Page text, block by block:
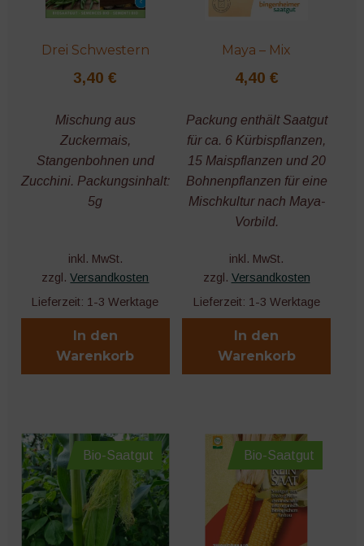
Kohl
Spinat
Exoten
Gründüngung
Dünger und Bodenhilfsstoffe
Erden, Substrate, Kompost
Pflanzenstützen
Netze, Vliese und Mulch
Töpfe und Behälter
Technik
Drei Schwestern
3,40€
Mischung aus
Zuckermais,
Stangenbohnen und
Zucchini. Packungsinhalt:
5g
inkl. MwSt.
zzgl.Versandkosten
Lieferzeit: 1-3 Werktage
In den
Warenkorb
Maya – Mix
4,40 €
Packung enthält Saatgut
für ca. 6 Kürbispflanzen,
15 Maispflanzen und 20
Bohnenpflanzen für eine
Mischkultur nach Maya-
Vorbild.
inkl. MwSt.
zzgl. Versandkosten
Lieferzeit: 1-3 Werktage
In den
Warenkorb
Bio-Saatgut Bio-Saatgut